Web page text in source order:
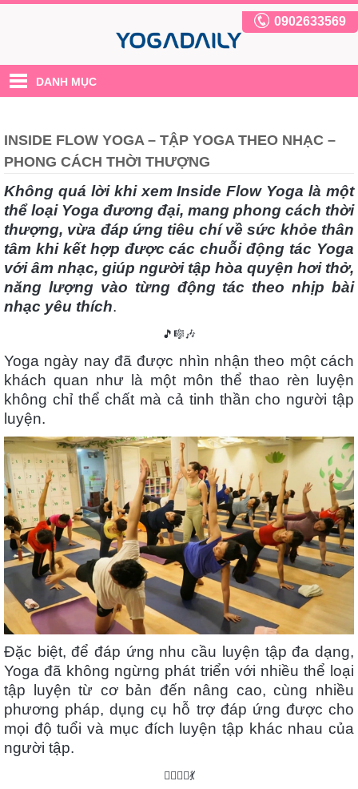
0902633569
DANH MỤC
INSIDE FLOW YOGA – TẬP YOGA THEO NHẠC –
PHONG CÁCH THỜI THƯỢNG
Không quá lời khi xem Inside Flow Yoga là một
thể loại Yoga đương đại, mang phong cách thời
thượng, vừa đáp ứng tiêu chí về sức khỏe thân
tâm khi kết hợp được các chuỗi động tác Yoga
với âm nhạc, giúp người tập hòa quyện hơi thở,
năng lượng vào từng động tác theo nhịp bài
nhạc yêu thích.
🎵🎼🎶
Yoga ngày nay đã được nhìn nhận theo một cách
khách quan như là một môn thể thao rèn luyện
không chỉ thể chất mà cả tinh thần cho người tập
luyện.
Đặc biệt, để đáp ứng nhu cầu luyện tập đa dạng,
Yoga đã không ngừng phát triển với nhiều thể loại
tập luyện từ cơ bản đến nâng cao, cùng nhiều
phương pháp, dụng cụ hỗ trợ đáp ứng được cho
mọi độ tuổi và mục đích luyện tập khác nhau của
người tập.
🧘‍♀️🤸‍♀️💃